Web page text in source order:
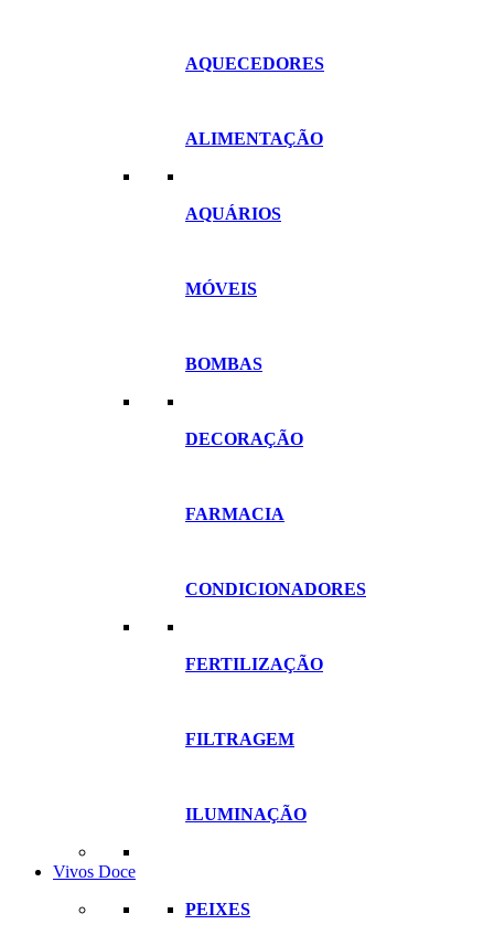
AQUECEDORES
ALIMENTAÇÃO
AQUÁRIOS
MÓVEIS
BOMBAS
DECORAÇÃO
FARMACIA
CONDICIONADORES
FERTILIZAÇÃO
FILTRAGEM
ILUMINAÇÃO
Vivos Doce
PEIXES